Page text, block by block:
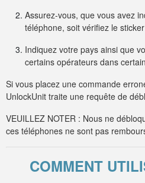
Assurez-vous, que vous avez
téléphone, soit vérifiez le
Indiquez votre pays ainsi que
certains opérateurs dans
Si vous placez une commande
UnlockUnit traite une requête de
VEUILLEZ NOTER : Nous ne
ces téléphones ne sont pas
COMMENT